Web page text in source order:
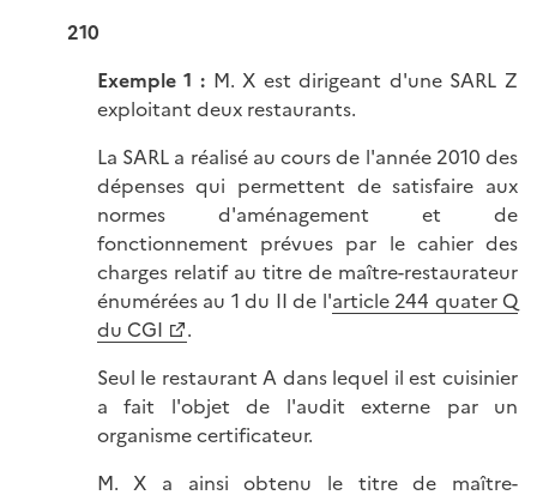
210
Exemple 1 :M. X est dirigeant d'une SARL Z
exploitant deux restaurants.
La SARL a réalisé au cours de l'année 2010 des
dépenses qui permettent de satisfaire aux
normes d'aménagement et de
fonctionnement prévues par le cahier des
charges relatif au titre de maître-restaurateur
énumérées au 1 du II de l'article 244 quater Q
du CGI
.
Seul le restaurant A dans lequel il est cuisinier
a fait l'objet de l'audit externe par un
organisme certificateur.
M. X a ainsi obtenu le titre de maître-